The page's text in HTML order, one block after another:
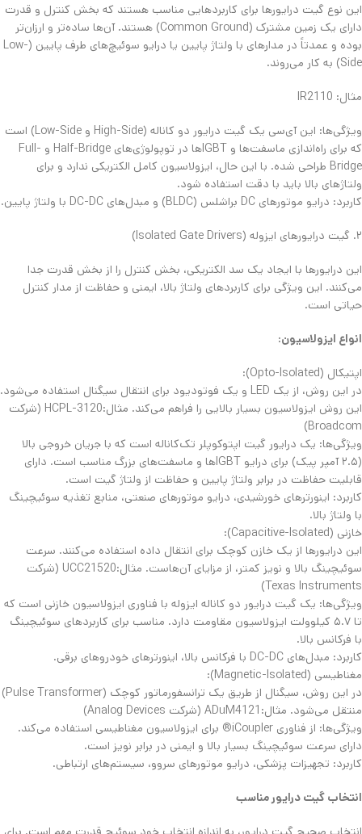
​​این نوع گیت درایورها برای کاربردهایی مناسب هستند که بخش کنترل و قدرت
دارای یک زمین مشترک (Common Ground) هستند. آن‌ها ساده‌تر و ارزان‌تر
بوده و عمدتاً در مدارهای با ولتاژ پایین یا درایو سوئیچ‌های طرف پایین (Low-
Side) به کار می‌روند.
​مثال: IR2110
​ویژگی‌ها: این آی‌سی یک گیت درایور دو کاناله (High-Side و Low-Side) است
که برای راه‌اندازی ماسفت‌ها و IGBTها در توپولوژی‌های Half-Bridge و Full-
Bridge طراحی شده. با این حال، ایزولاسیون کامل الکتریکی ندارد و برای
ولتاژهای بالا باید با دقت استفاده شود.
​کاربرد: درایو موتورهای DC براشلس (BLDC) و مبدل‌های DC-DC با ولتاژ پایین.
​۲. گیت درایورهای ایزوله (Isolated Gate Drivers)
​این درایورها با ایجاد یک سد الکتریکی، بخش کنترل را از بخش قدرت جدا
می‌کنند. این ویژگی برای کاربردهای ولتاژ بالا، ایمنی و حفاظت از مدار کنترل
حیاتی است.
​انواع ایزولاسیون:
​اپتیکال (Opto-Isolated):
در این روش، از یک LED و یک فوتودیود برای انتقال سیگنال استفاده می‌شود.
این روش ایزولاسیون بسیار بالایی را فراهم می‌کند. ​مثال:HCPL-3120 (شرکت
Broadcom)
​ویژگی‌ها: یک درایور گیت اپتوکوپلر تک‌کاناله است که با جریان خروجی بالا
(۲.۵ آمپر پیک) برای درایو IGBTها و ماسفت‌های بزرگ مناسب است. دارای
قابلیت حفاظت در برابر ولتاژ پایین و حفاظت از ولتاژ گیت است.
​کاربرد: اینورترهای خورشیدی، درایو موتورهای صنعتی، منابع تغذیه سوئیچینگ
با ولتاژ بالا.
​خازنی (Capacitive-Isolated):
این درایورها از یک خازن کوچک برای انتقال داده استفاده می‌کنند. سرعت
سوئیچینگ بالا و نویز کمتر، از مزایای آن‌هاست. ​مثال:UCC21520 (شرکت
Texas Instruments)
​ویژگی‌ها: یک گیت درایور دو کاناله ایزوله با فناوری ایزولاسیون خازنی است که
تا ۵.۷ کیلوولت ایزولاسیون مقاومت دارد. مناسب برای کاربردهای سوئیچینگ
با فرکانس بالا.
​کاربرد: مبدل‌های DC-DC با فرکانس بالا، اینورترهای خودروهای برقی.
​مغناطیسی (Magnetic-Isolated):
در این روش، سیگنال از طریق یک ترانسفورماتور کوچک (Pulse Transformer)
منتقل می‌شود. ​مثال:ADuM4121 (شرکت Analog Devices)
​ویژگی‌ها: از فناوری iCoupler® برای ایزولاسیون مغناطیسی استفاده می‌کند.
دارای سرعت سوئیچینگ بسیار بالا و ایمنی در برابر نویز است.
​کاربرد: تجهیزات پزشکی، درایو موتورهای سروو، سیستم‌های ارتباطی.
​انتخاب گیت درایور مناسب